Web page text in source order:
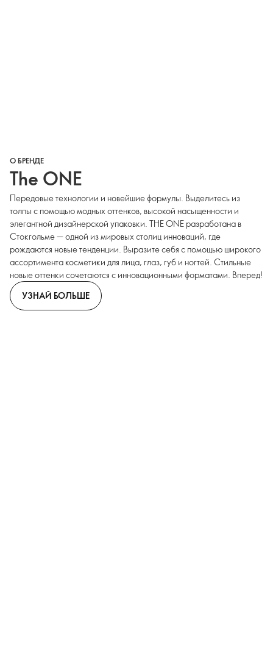
О БРЕНДЕ
The ONE
Передовые технологии и новейшие формулы. Выделитесь из
толпы с помощью модных оттенков, высокой насыщенности и
элегантной дизайнерской упаковки. THE ONE разработана в
Стокгольме — одной из мировых столиц инноваций, где
рождаются новые тенденции. Выразите себя с помощью широкого
ассортимента косметики для лица, глаз, губ и ногтей. Стильные
новые оттенки сочетаются с инновационными форматами. Вперед!
УЗНАЙ БОЛЬШЕ